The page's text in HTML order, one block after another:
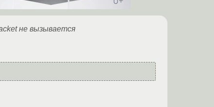
не вызывается